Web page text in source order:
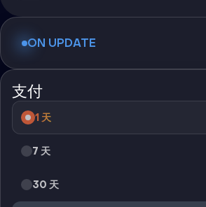
ON UPDATE
支付
1 天
7 天
30 天